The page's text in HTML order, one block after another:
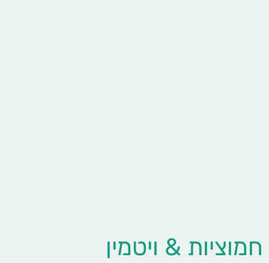
חמוציות & ויטמין